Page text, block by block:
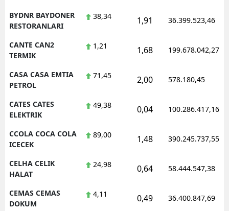
BYDNR BAYDONER
RESTORANLARI
38,34 1,91 36.399.523,46
CANTE CAN2
TERMIK
1,21 1,68 199.678.042,27
CASA CASA EMTIA
PETROL
71,45 2,00 578.180,45
CATES CATES
ELEKTRIK
49,38 0,04 100.286.417,16
CCOLA COCA COLA
ICECEK
89,00 1,48 390.245.737,55
CELHA CELIK
HALAT
24,98 0,64 58.444.547,38
CEMAS CEMAS
DOKUM
4,11 0,49 36.400.847,69